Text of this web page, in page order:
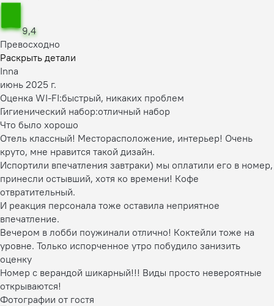
9,4
Превосходно
Раскрыть детали
Inna
июнь 2025 г.
Оценка WI-FI:быстрый, никаких проблем
Гигиенический набор:отличный набор
Что было хорошо
Отель классный! Месторасположение, интерьер! Очень
круто, мне нравится такой дизайн.
Испортили впечатления завтраки) мы оплатили его в номер,
принесли остывший, хотя ко времени! Кофе
отвратительный.
И реакция персонала тоже оставила неприятное
впечатление.
Вечером в лобби поужинали отлично! Коктейли тоже на
уровне. Только испорченное утро побудило занизить
оценку
Номер с верандой шикарный!!! Виды просто невероятные
открываются!
Фотографии от гостя